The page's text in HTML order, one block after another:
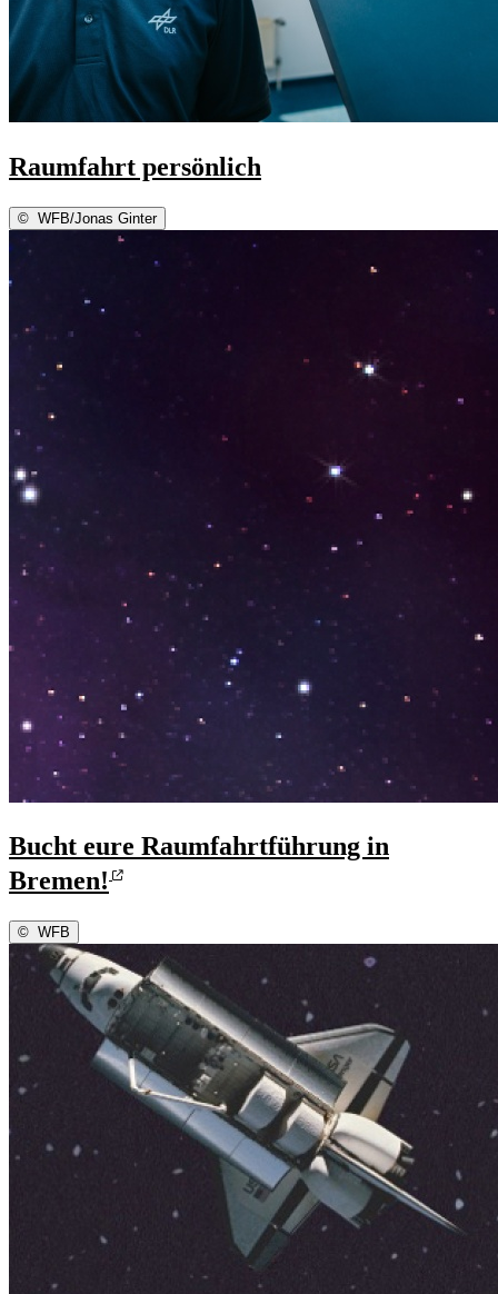
Raumfahrt persönlich
© WFB/Jonas Ginter
Bucht eure Raumfahrtführung in
Bremen!
© WFB